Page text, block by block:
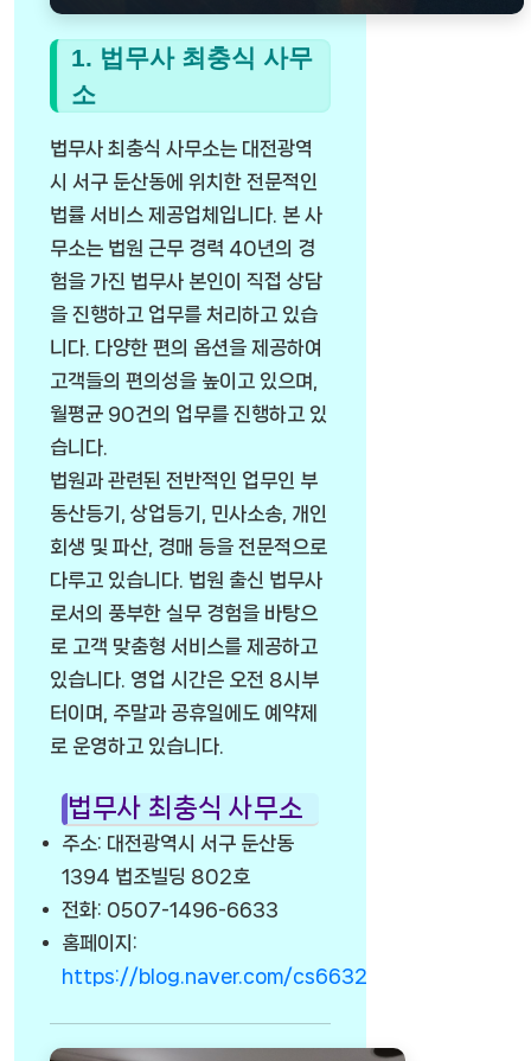
1. 법무사 최충식 사무
소
법무사 최충식 사무소는 대전광역
시 서구 둔산동에 위치한 전문적인
법률 서비스 제공업체입니다. 본 사
무소는 법원 근무 경력 40년의 경
험을 가진 법무사 본인이 직접 상담
을 진행하고 업무를 처리하고 있습
니다. 다양한 편의 옵션을 제공하여
고객들의 편의성을 높이고 있으며,
월평균 90건의 업무를 진행하고 있
습니다.
법원과 관련된 전반적인 업무인 부
동산등기, 상업등기, 민사소송, 개인
회생 및 파산, 경매 등을 전문적으로
다루고 있습니다. 법원 출신 법무사
로서의 풍부한 실무 경험을 바탕으
로 고객 맞춤형 서비스를 제공하고
있습니다. 영업 시간은 오전 8시부
터이며, 주말과 공휴일에도 예약제
로 운영하고 있습니다.
법무사 최충식 사무소
주소: 대전광역시 서구 둔산동
1394 법조빌딩 802호
전화: 0507-1496-6633
홈페이지:
https://blog.naver.com/cs6632